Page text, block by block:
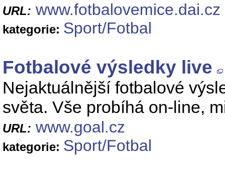
URL: www.fotbalovemice.dai.cz
kategorie: Sport/Fotbal
Fotbalové výsledky live
Nejaktuálnější fotbalové
světa. Vše probíhá on-line,
URL: www.goal.cz
kategorie: Sport/Fotbal